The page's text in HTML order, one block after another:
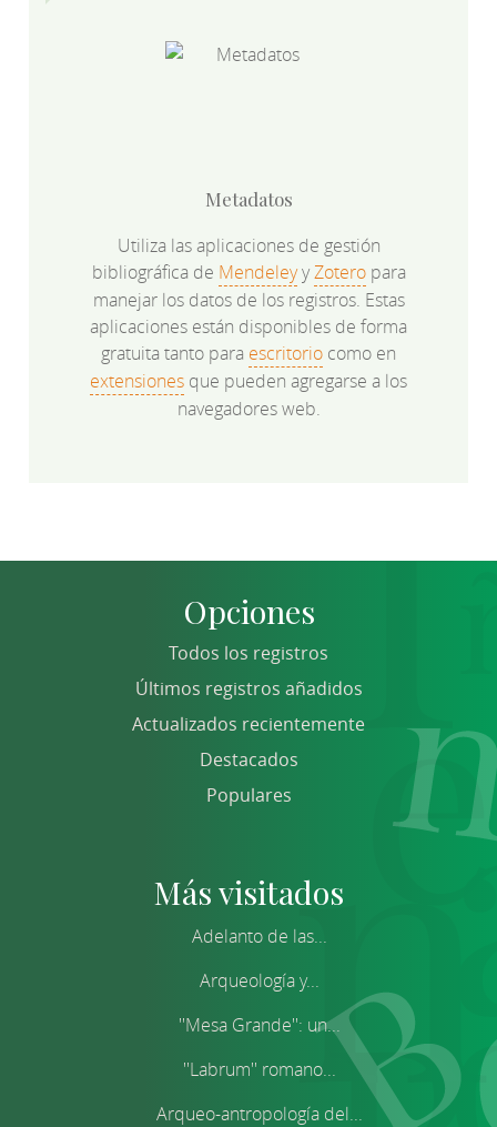
Metadatos
Utiliza las aplicaciones de gestión
bibliográfica de MendeleyyZoteropara
manejar los datos de los registros. Estas
aplicaciones están disponibles de forma
gratuita tanto para escritorio como en
extensiones que pueden agregarse a los
navegadores web.
Opciones
Todos los registros
Últimos registros añadidos
Actualizados recientemente
Destacados
Populares
Más visitados
Adelanto de las...
Arqueología y...
''Mesa Grande'': un...
''Labrum'' romano...
Arqueo-antropología del...